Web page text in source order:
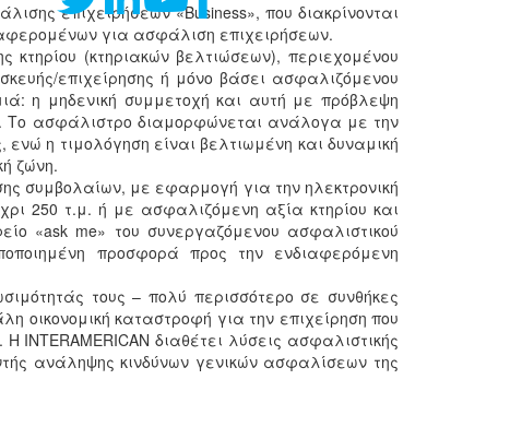
επιχειρήσεων «Business», που διακρίνονται
για ασφάλιση επιχειρήσεων.
(κτηριακών βελτιώσεων), περιεχομένου
επιχείρησης ή μόνο βάσει ασφαλιζόμενου
η μηδενική συμμετοχή και αυτή με πρόβλεψη
Το ασφάλιστρο διαμορφώνεται ανάλογα με την
η τιμολόγηση είναι βελτιωμένη και δυναμική
ζώνη.
συμβολαίων, με εφαρμογή για την ηλεκτρονική
250 τ.μ. ή με ασφαλιζόμενη αξία κτηρίου και
«ask me» του συνεργαζόμενου ασφαλιστικού
προσφορά προς την ενδιαφερόμενη
τους – πολύ περισσότερο σε συνθήκες
οικονομική καταστροφή για την επιχείρηση που
διαθέτει λύσεις ασφαλιστικής
ανάληψης κινδύνων γενικών ασφαλίσεων της